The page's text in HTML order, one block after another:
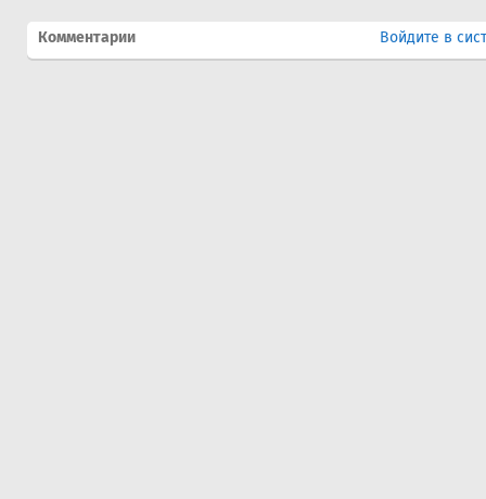
Комментарии Войдите в